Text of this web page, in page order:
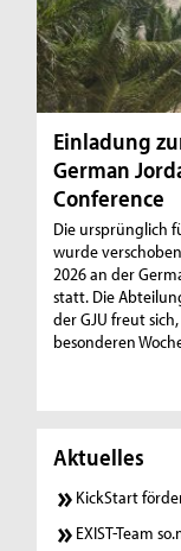
Einladung
German
Conference
Die ursprünglich
wurde
2026 an der
statt. Die
der GJU freut
besonderen
Aktuelles
KickStart
EXIST-Team